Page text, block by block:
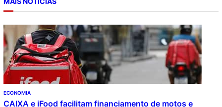
ECONOMIA
CAIXA e iFood facilitam financiamento de motos e